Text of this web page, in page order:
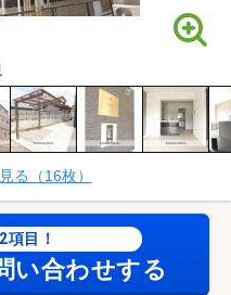
る（16枚）
項目！
い合わせする